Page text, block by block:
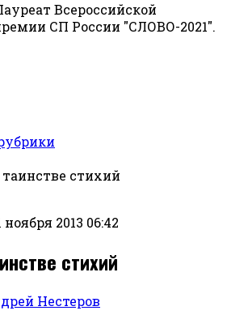
Всероссийской
СП России "СЛОВО-2021".
стихий
2013 06:42
стихий
Нестеров